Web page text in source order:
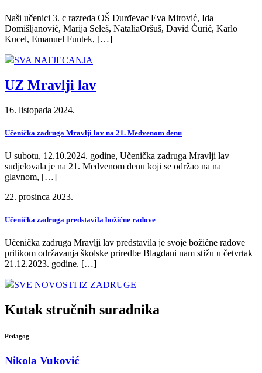
Naši učenici 3. c razreda OŠ Đurđevac Eva Mirović, Ida
Domišljanović, Marija Seleš, NataliaOršuš, David Ćurić, Karlo
Kucel, Emanuel Funtek, […]
SVA NATJECANJA
UZ Mravlji lav
16. listopada 2024.
Učenička zadruga Mravlji lav na 21. Medvenom denu
U subotu, 12.10.2024. godine, Učenička zadruga Mravlji lav
sudjelovala je na 21. Medvenom denu koji se održao na na
glavnom, […]
22. prosinca 2023.
Učenička zadruga predstavila božićne radove
Učenička zadruga Mravlji lav predstavila je svoje božićne radove
prilikom održavanja školske priredbe Blagdani nam stižu u četvrtak
21.12.2023. godine. […]
SVE NOVOSTI IZ ZADRUGE
Kutak stručnih suradnika
Pedagog
Nikola Vuković